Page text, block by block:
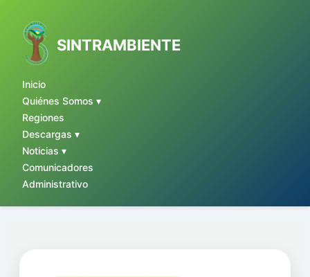
SINTRAMBIENTE
Inicio
Quiénes Somos ▾
Regiones
Descargas ▾
Noticias ▾
Comunicadores
Administrativo
contenido